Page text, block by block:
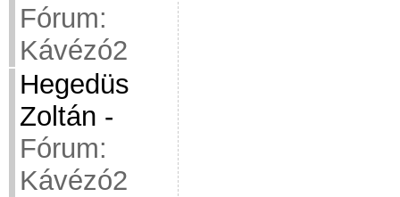
Fórum:
Kávézó2
Hegedüs
Zoltán -
Fórum:
Kávézó2